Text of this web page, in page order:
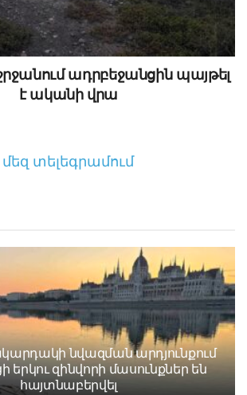
ադրբեջանցին պայթել
է ականի վրա
տելեգրամում
նվազման արդյունքում
երկու զինվորի մասունքներ են
հայտնաբերվել